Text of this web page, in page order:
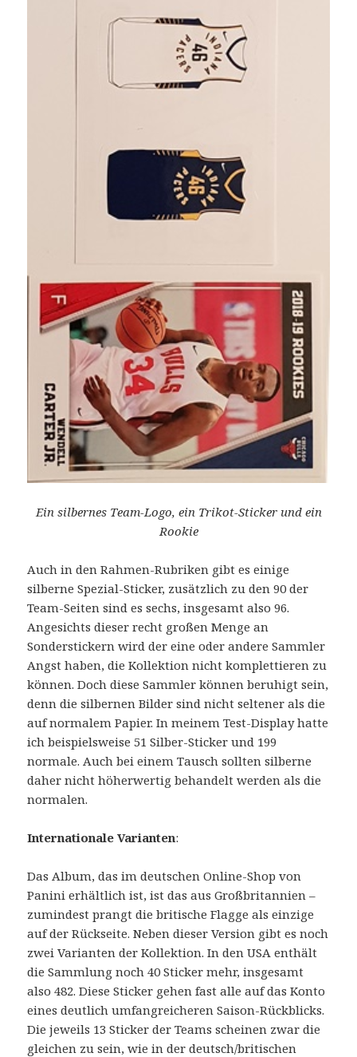
Ein silbernes Team-Logo, ein Trikot-Sticker und ein
Rookie
Auch in den Rahmen-Rubriken gibt es einige
silberne Spezial-Sticker, zusätzlich zu den 90 der
Team-Seiten sind es sechs, insgesamt also 96.
Angesichts dieser recht großen Menge an
Sonderstickern wird der eine oder andere Sammler
Angst haben, die Kollektion nicht komplettieren zu
können. Doch diese Sammler können beruhigt sein,
denn die silbernen Bilder sind nicht seltener als die
auf normalem Papier. In meinem Test-Display hatte
ich beispielsweise 51 Silber-Sticker und 199
normale. Auch bei einem Tausch sollten silberne
daher nicht höherwertig behandelt werden als die
normalen.
Internationale Varianten:
Das Album, das im deutschen Online-Shop von
Panini erhältlich ist, ist das aus Großbritannien –
zumindest prangt die britische Flagge als einzige
auf der Rückseite. Neben dieser Version gibt es noch
zwei Varianten der Kollektion. In den USA enthält
die Sammlung noch 40 Sticker mehr, insgesamt
also 482. Diese Sticker gehen fast alle auf das Konto
eines deutlich umfangreicheren Saison-Rückblicks.
Die jeweils 13 Sticker der Teams scheinen zwar die
gleichen zu sein, wie in der deutsch/britischen